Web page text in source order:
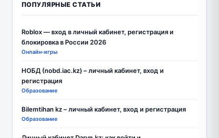
ПОПУЛЯРНЫЕ СТАТЬИ
Roblox — вход в личный кабинет, регистрация и
блокировка в России 2026
Онлайн-игры
НОБД (nobd.iac.kz) – личный кабинет, вход и
регистрация
Образование
Bilemtihan kz – личный кабинет, вход и регистрация
Образование